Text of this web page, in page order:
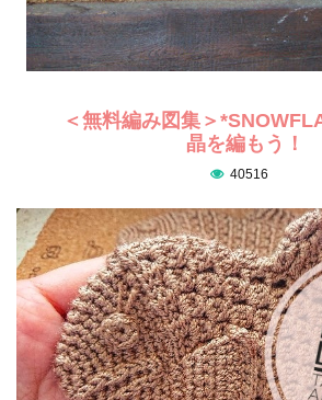
＜無料編み図集＞
晶を編もう！
40516